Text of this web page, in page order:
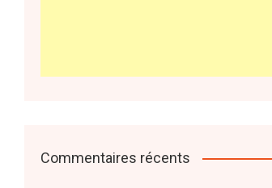
Commentaires récents